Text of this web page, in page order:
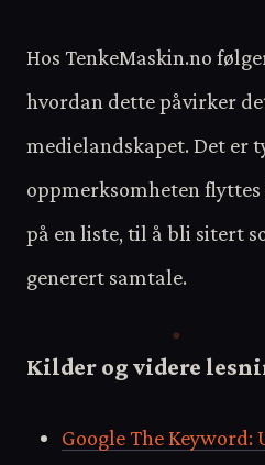
Hos TenkeMaskin.no
hvordan dette påvirker
medielandskapet. Det er
oppmerksomheten
på en liste, til å bli sitert
generert samtale.
Kilder og videre
Google The Keyword: